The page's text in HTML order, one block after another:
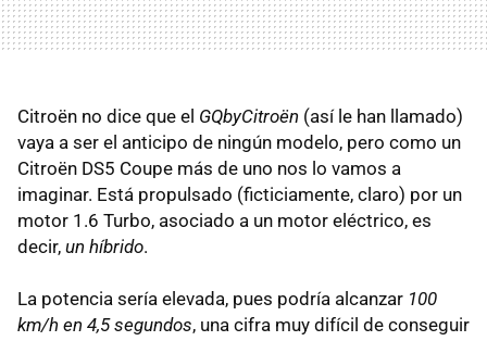
Citroën no dice que el GQbyCitroën (así le han llamado)
vaya a ser el anticipo de ningún modelo, pero como un
Citroën DS5 Coupe más de uno nos lo vamos a
imaginar. Está propulsado (ficticiamente, claro) por un
motor 1.6 Turbo, asociado a un motor eléctrico, es
decir, un híbrido.
La potencia sería elevada, pues podría alcanzar 100
km/h en 4,5 segundos, una cifra muy difícil de conseguir